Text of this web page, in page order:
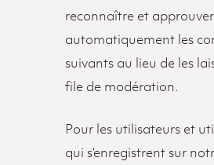
reconnaître et approuver
automatiquement les
suivants au lieu de les
file de modération.
Pour les utilisateurs et
qui s’enregistrent sur